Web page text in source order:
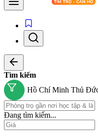
Tìm kiếm
Hồ Chí Minh Thủ
Đang tìm kiếm...